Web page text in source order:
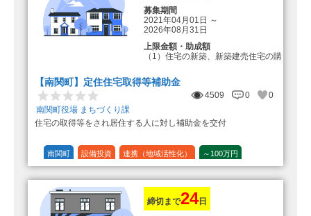
募集期間
2021年04月01日 ～
2026年08月31日
上限金額・助成額
（1）住宅の新築、新築建売住宅の購
登録事業者利用の場合25万円加
算（50万円＋25万円加算＝75万円）
算（25万円＋25万円加算＝50万円）
（3）住宅リフォーム 経費の20％
の額（限度額50万円）
（最大で50万円＋25万円加算＝75万
【南関町】定住住宅取得等補助金
4509 0
0
南関町役場 まちづくり課
住宅の取得等をされ居住する人に対し補助金を交付
南関町 設備投資 連携（地域活性化） ～100万円
締切まで24日